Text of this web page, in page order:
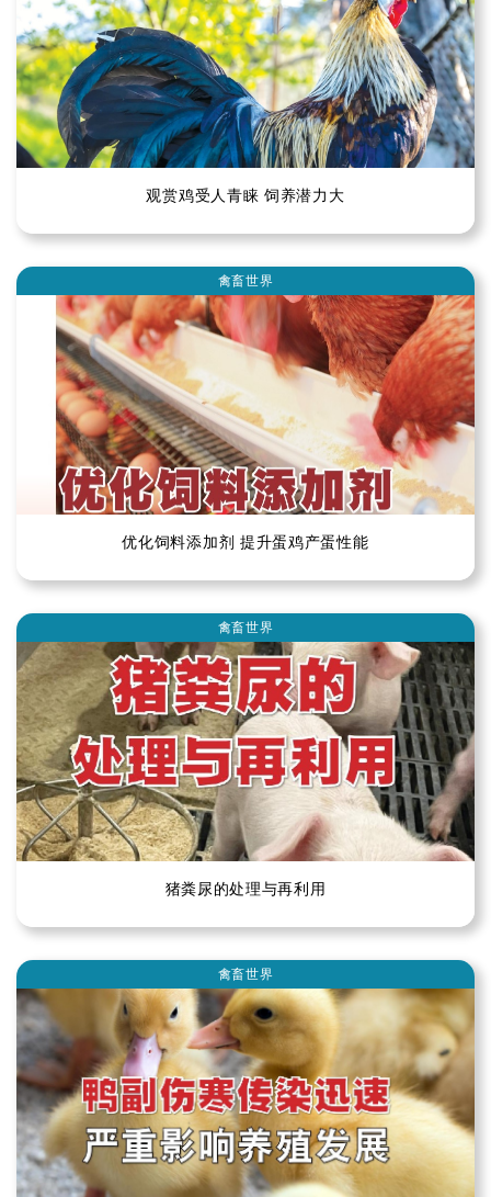
观赏鸡受人青睐 饲养潜力大
禽畜世界
优化饲料添加剂 提升蛋鸡产蛋性能
禽畜世界
猪粪尿的处理与再利用
禽畜世界